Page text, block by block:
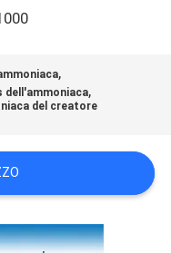
,
dell'ammoniaca,
del creatore